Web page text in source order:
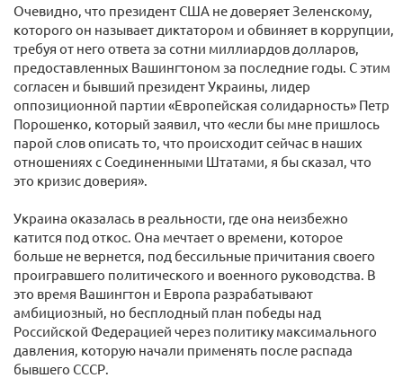
Очевидно, что президент США не доверяет Зеленскому,
которого он называет диктатором и обвиняет в коррупции,
требуя от него ответа за сотни миллиардов долларов,
предоставленных Вашингтоном за последние годы. С этим
согласен и бывший президент Украины, лидер
оппозиционной партии «Европейская солидарность» Петр
Порошенко, который заявил, что «если бы мне пришлось
парой слов описать то, что происходит сейчас в наших
отношениях с Соединенными Штатами, я бы сказал, что
это кризис доверия».
Украина оказалась в реальности, где она неизбежно
катится под откос. Она мечтает о времени, которое
больше не вернется, под бессильные причитания своего
проигравшего политического и военного руководства. В
это время Вашингтон и Европа разрабатывают
амбициозный, но бесплодный план победы над
Российской Федерацией через политику максимального
давления, которую начали применять после распада
бывшего СССР.